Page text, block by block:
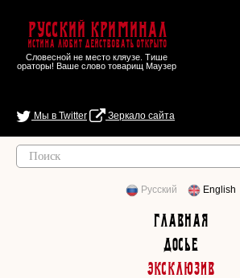
Русский Криминал
Истина любит действовать открыто
Словесной не место кляузе. Тише
ораторы! Ваше слово товарищ Маузер
Мы в Twitter Зеркало сайта
Русский English
Главная
Досье
Эксклюзив